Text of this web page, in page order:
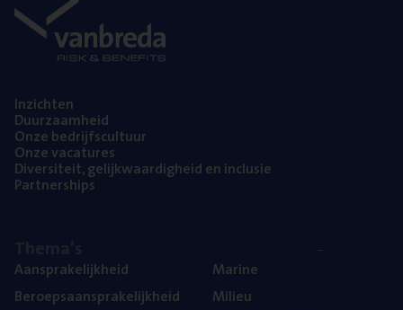
Inzich­ten
Duur­zaam­heid
Onze bedrijfs­cul­tuur
Onze vaca­tu­res
Diver­si­teit, gelijk­waar­dig­heid en inclusie
Part­ner­ships
Aan­spra­ke­lijk­heid
Beroeps­aan­spra­ke­lijk­heid
Mari­ne
Mili­eu